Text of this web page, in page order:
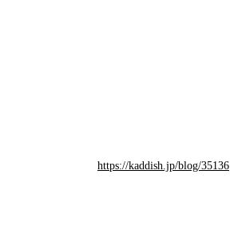
https://kaddish.jp/blog/35136